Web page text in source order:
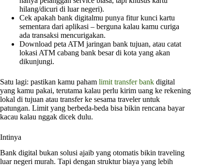
hilang/dicuri di luar negeri).
Cek apakah bank digitalmu punya fitur kunci kartu
sementara dari aplikasi – berguna kalau kamu curiga
ada transaksi mencurigakan.
Download peta ATM jaringan bank tujuan, atau catat
lokasi ATM cabang bank besar di kota yang akan
dikunjungi.
Satu lagi: pastikan kamu paham limit transfer bank digital
yang kamu pakai, terutama kalau perlu kirim uang ke rekening
lokal di tujuan atau transfer ke sesama traveler untuk
patungan. Limit yang berbeda-beda bisa bikin rencana bayar
kacau kalau nggak dicek dulu.
Intinya
Bank digital bukan solusi ajaib yang otomatis bikin traveling
luar negeri murah. Tapi dengan struktur biaya yang lebih